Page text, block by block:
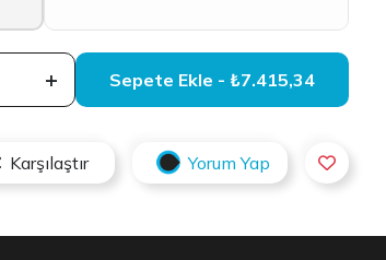
+ Sepete Ekle - ₺7.415,34
Karşılaştır Yorum Yap